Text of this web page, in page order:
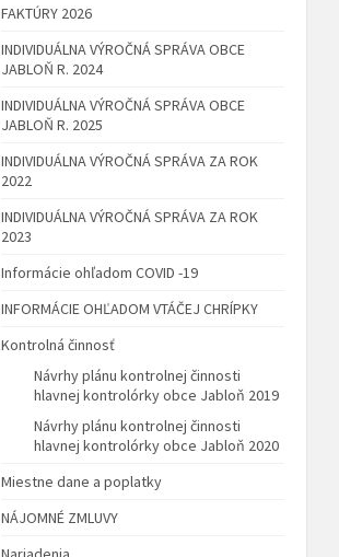
FAKTÚRY 2026
INDIVIDUÁLNA VÝROČNÁ SPRÁVA OBCE
JABLOŇ R. 2024
INDIVIDUÁLNA VÝROČNÁ SPRÁVA OBCE
JABLOŇ R. 2025
INDIVIDUÁLNA VÝROČNÁ SPRÁVA ZA ROK
2022
INDIVIDUÁLNA VÝROČNÁ SPRÁVA ZA ROK
2023
Informácie ohľadom COVID -19
INFORMÁCIE OHĽADOM VTÁČEJ CHRÍPKY
Kontrolná činnosť
Návrhy plánu kontrolnej činnosti
hlavnej kontrolórky obce Jabloň 2019
Návrhy plánu kontrolnej činnosti
hlavnej kontrolórky obce Jabloň 2020
Miestne dane a poplatky
NÁJOMNÉ ZMLUVY